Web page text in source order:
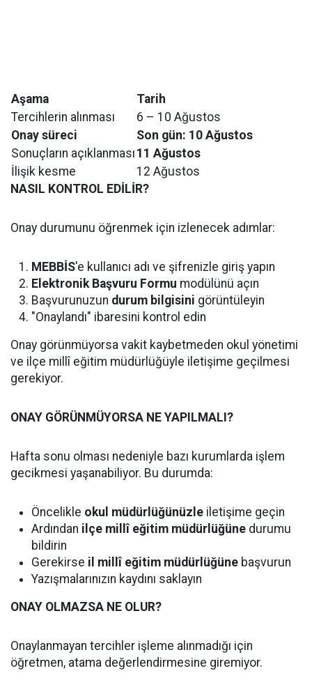
Aşama
Tarih
Tercihlerin alınması
6 – 10 Ağustos
Onay süreci
Son gün: 10 Ağustos
Sonuçların açıklanması 11 Ağustos
İlişik kesme
12 Ağustos
NASIL KONTROL EDİLİR?
Onay durumunu öğrenmek için izlenecek adımlar:
MEBBİS'e kullanıcı adı ve şifrenizle giriş yapın
Elektronik Başvuru Formu modülünü açın
Başvurunuzun durum bilgisini görüntüleyin
"Onaylandı" ibaresini kontrol edin
Onay görünmüyorsa vakit kaybetmeden okul yönetimi
ve ilçe millî eğitim müdürlüğüyle iletişime geçilmesi
gerekiyor.
ONAY GÖRÜNMÜYORSA NE YAPILMALI?
Hafta sonu olması nedeniyle bazı kurumlarda işlem
gecikmesi yaşanabiliyor. Bu durumda:
Öncelikle okul müdürlüğünüzle iletişime geçin
Ardından ilçe millî eğitim müdürlüğüne durumu
bildirin
Gerekirse il millî eğitim müdürlüğüne başvurun
Yazışmalarınızın kaydını saklayın
ONAY OLMAZSA NE OLUR?
Onaylanmayan tercihler işleme alınmadığı için
öğretmen, atama değerlendirmesine giremiyor.